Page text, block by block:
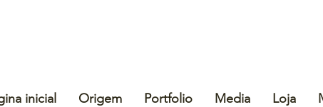
inicial Origem Portfolio Media Loja